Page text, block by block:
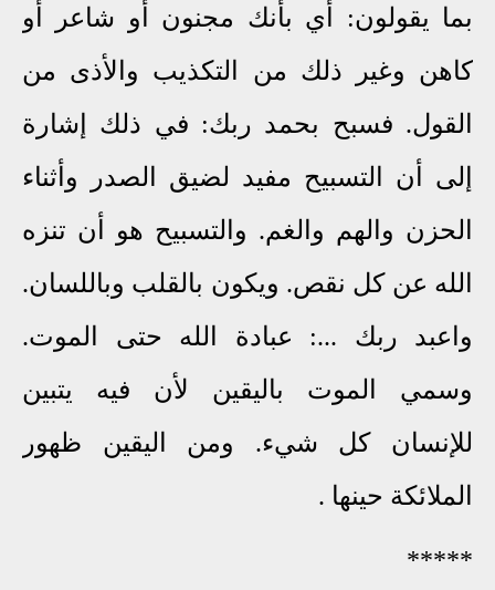
بما يقولون: أي بأنك مجنون أو شاعر أو
كاهن وغير ذلك من التكذيب والأذى من
القول. فسبح بحمد ربك: في ذلك إشارة
إلى أن التسبيح مفيد لضيق الصدر وأثناء
الحزن والهم والغم. والتسبيح هو أن تنزه
الله عن كل نقص. ويكون بالقلب وباللسان.
واعبد ربك ...: عبادة الله حتى الموت.
وسمي الموت باليقين لأن فيه يتبين
للإنسان كل شيء. ومن اليقين ظهور
الملائكة حينها .
*****